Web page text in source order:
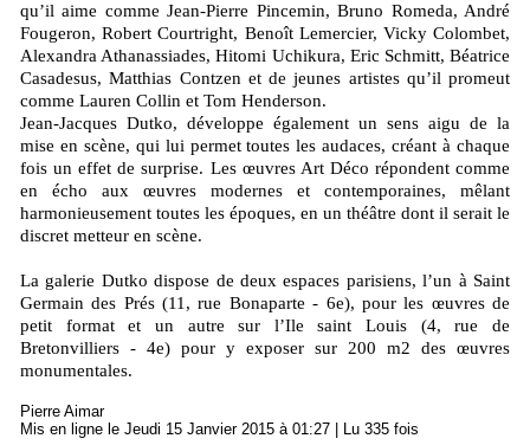
qu’il aime comme Jean-Pierre Pincemin, Bruno Romeda, André
Fougeron, Robert Courtright, Benoît Lemercier, Vicky Colombet,
Alexandra Athanassiades, Hitomi Uchikura, Eric Schmitt, Béatrice
Casadesus, Matthias Contzen et de jeunes artistes qu’il promeut
comme Lauren Collin et Tom Henderson.
Jean-Jacques Dutko, développe également un sens aigu de la
mise en scène, qui lui permet toutes les audaces, créant à chaque
fois un effet de surprise. Les œuvres Art Déco répondent comme
en écho aux œuvres modernes et contemporaines, mêlant
harmonieusement toutes les époques, en un théâtre dont il serait le
discret metteur en scène.
La galerie Dutko dispose de deux espaces parisiens, l’un à Saint
Germain des Prés (11, rue Bonaparte - 6e), pour les œuvres de
petit format et un autre sur l’Ile saint Louis (4, rue de
Bretonvilliers - 4e) pour y exposer sur 200 m2 des œuvres
monumentales.
Pierre Aimar
Mis en ligne le Jeudi 15 Janvier 2015 à 01:27 | Lu 335 fois